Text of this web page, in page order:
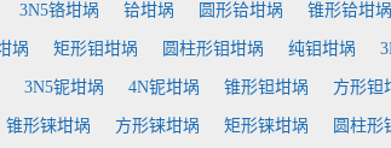
3N5铬坩埚 铪坩埚 圆形铪坩埚 锥形铪坩埚
埚 矩形钼坩埚 圆柱形钼坩埚 纯钼坩埚
3N5铌坩埚 4N铌坩埚 锥形钽坩埚 方形钽
锥形铼坩埚 方形铼坩埚 矩形铼坩埚 圆柱形